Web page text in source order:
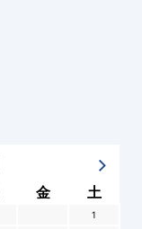
金 土
1